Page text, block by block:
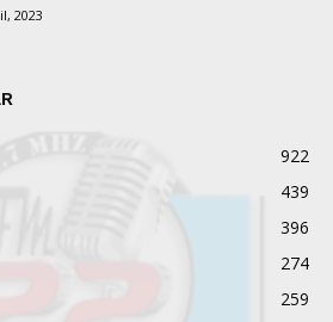
2023
922
439
396
274
259